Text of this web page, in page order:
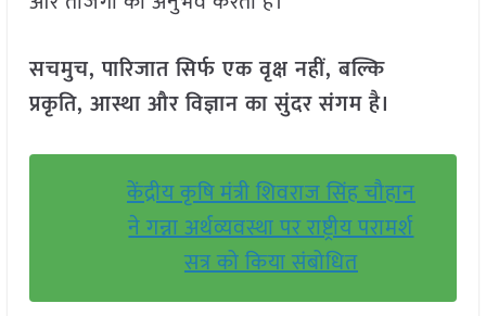
सचमुच, पारिजात सिर्फ एक वृक्ष नहीं, बल्कि
प्रकृति, आस्था और विज्ञान का सुंदर संगम है।
केंद्रीय कृषि मंत्री शिवराज सिंह चौहान
ने गन्ना अर्थव्यवस्था पर राष्ट्रीय परामर्श
सत्र को किया संबोधित